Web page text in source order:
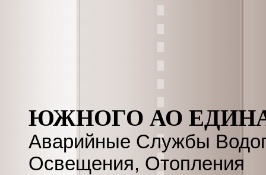
ЮЖНОГО АО
Аварийные Службы
Освещения, Отопления